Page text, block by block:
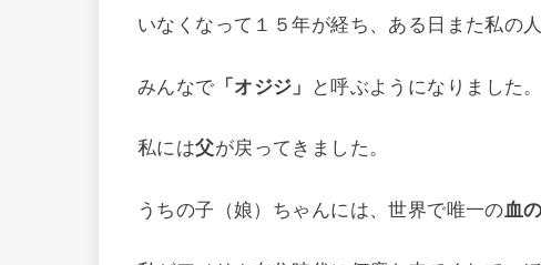
いなくなって１５年が経ち、ある日また私の
みんなで 「オジジ」 と呼ぶようになりました。
私には父が戻ってきました。
うちの子（娘）ちゃんには、世界で唯一の血